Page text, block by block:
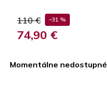
110 € –31 %
74,90 €
Momentálne nedostupné